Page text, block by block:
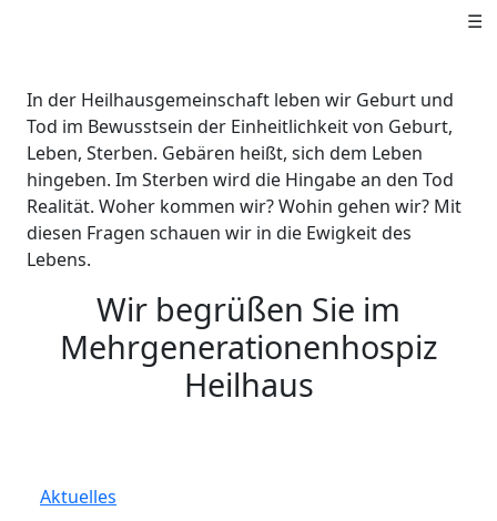
☰
In der Heilhausgemeinschaft leben wir Geburt und
Tod im Bewusstsein der Einheitlichkeit von Geburt,
Leben, Sterben. Gebären heißt, sich dem Leben
hingeben. Im Sterben wird die Hingabe an den Tod
Realität. Woher kommen wir? Wohin gehen wir? Mit
diesen Fragen schauen wir in die Ewigkeit des
Lebens.
Wir begrüßen Sie im
Mehrgenerationenhospiz
Heilhaus
Aktuelles